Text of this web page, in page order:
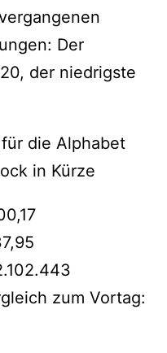
Der
der niedrigste
die Alphabet
in Kürze
zum Vortag: